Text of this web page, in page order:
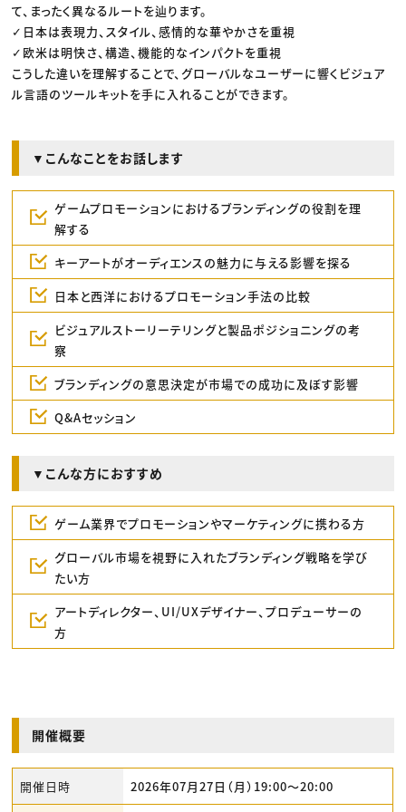
て、まったく異なるルートを辿ります。
✓日本は表現力、スタイル、感情的な華やかさを重視
✓欧米は明快さ、構造、機能的なインパクトを重視
こうした違いを理解することで、グローバルなユーザーに響くビジュア
ル言語のツールキットを手に入れることができます。
▼こんなことをお話します
ゲームプロモーションにおけるブランディングの役割を理
解する
キーアートがオーディエンスの魅力に与える影響を探る
日本と西洋におけるプロモーション手法の比較
ビジュアルストーリーテリングと製品ポジショニングの考
察
ブランディングの意思決定が市場での成功に及ぼす影響
Q&Aセッション
▼こんな方におすすめ
ゲーム業界でプロモーションやマーケティングに携わる方
グローバル市場を視野に入れたブランディング戦略を学び
たい方
アートディレクター、UI/UXデザイナー、プロデューサーの
方
開催概要
開催日時 2026年07月27日（月）19:00〜20:00